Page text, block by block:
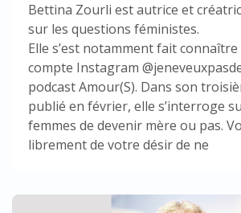
Bettina Zourli est autrice et
sur les questions féministes.
Elle s’est notamment fait
compte Instagram
podcast Amour(S). Dans son
publié en février, elle s’interroge
femmes de devenir mère ou pas.
librement de votre désir de ne